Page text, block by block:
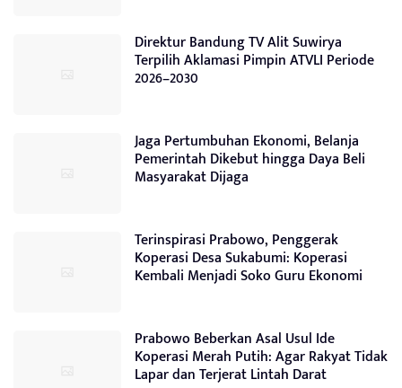
Direktur Bandung TV Alit Suwirya
Terpilih Aklamasi Pimpin ATVLI Periode
2026–2030
Jaga Pertumbuhan Ekonomi, Belanja
Pemerintah Dikebut hingga Daya Beli
Masyarakat Dijaga
Terinspirasi Prabowo, Penggerak
Koperasi Desa Sukabumi: Koperasi
Kembali Menjadi Soko Guru Ekonomi
Prabowo Beberkan Asal Usul Ide
Koperasi Merah Putih: Agar Rakyat Tidak
Lapar dan Terjerat Lintah Darat